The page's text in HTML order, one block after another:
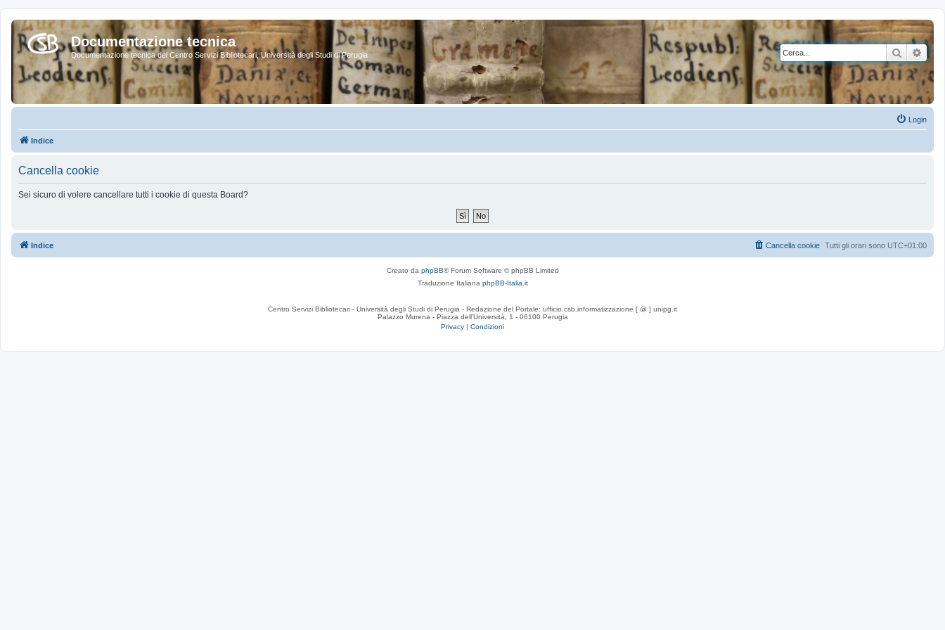
Documentazione tecnica
Documentazione tecnica del Centro Servizi Bibliotecari, Università degli Studi di Perugia Cerca
Login
Indice
Cancella cookie
Sei sicuro di volere cancellare tutti i cookie di questa Board?
Indice Tutti gli orari sono UTC+01:00
Cancella cookie
Creato da phpBB® Forum Software © phpBB Limited
Traduzione Italiana phpBB-Italia.it
Centro Servizi Bibliotecari - Università degli Studi di Perugia - Redazione del Portale: ufficio.csb.informatizzazione [ @ ] unipg.it
Palazzo Murena - Piazza dell'Università, 1 - 06100 Perugia
Privacy | Condizioni